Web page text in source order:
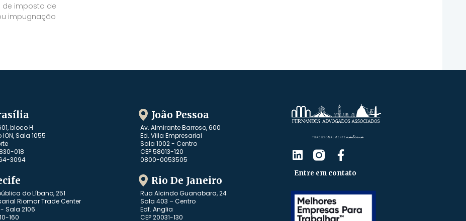
de imposto de
impugnação
bloco H
Sala 1055
018
3094
João Pessoa
Av. Almirante Barroso, 600
Ed. Villa Empresarial
Sala 1002 - Centro
CEP 58013-120
0800-0053505
do Líbano, 251
Riomar Trade Center
Sala 2106
160
Rio De Janeiro
Rua Alcindo Guanabara, 24
Sala 403 – Centro
Edf. Anglia
CEP 20031-130
Entre em contato